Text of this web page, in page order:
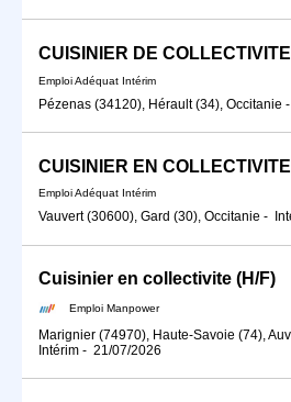
CUISINIER DE
Emploi Adéquat Intérim
Pézenas (34120), Hérault (34), Occitanie -
CUISINIER EN
Emploi Adéquat Intérim
Vauvert (30600), Gard (30), Occitanie -
Cuisinier en collectivite (H/F)
Emploi Manpower
Marignier (74970), Haute-Savoie (74),
Intérim - 21/07/2026